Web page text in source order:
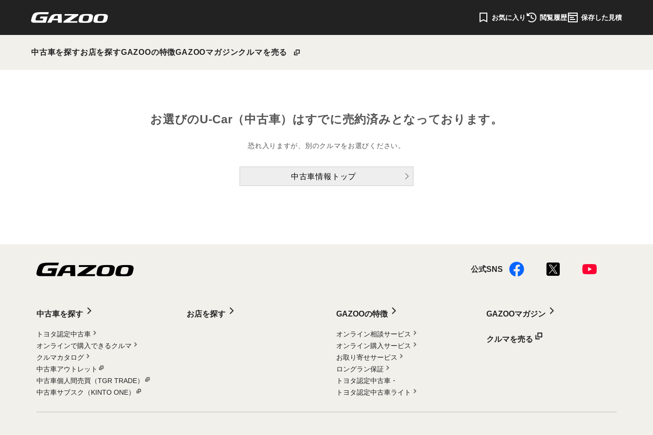
お気に入り 閲覧履歴 保存した見積
中古車を探すお店を探すGAZOOの特徴GAZOOマガジンクルマを売る
お選びのU-Car（中古車）はすでに売約済みとなっております。
恐れ入りますが、別のクルマをお選びください。
中古車情報トップ
公式SNS
中古車を探す
トヨタ認定中古車
オンラインで購入できるクルマ
クルマカタログ
中古車アウトレット
中古車個人間売買（TGR TRADE）
中古車サブスク（KINTO ONE）
お店を探す GAZOOの特徴
オンライン相談サービス
オンライン購入サービス
お取り寄せサービス
ロングラン保証
トヨタ認定中古車・
トヨタ認定中古車ライト
GAZOOマガジン
クルマを売る